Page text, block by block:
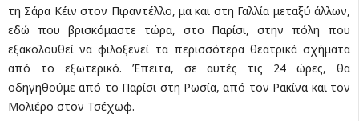
τη Σάρα Κέιν στον Πιραντέλλο, μα και στη Γαλλία μεταξύ άλλων,
εδώ που βρισκόμαστε τώρα, στο Παρίσι, στην πόλη που
εξακολουθεί να φιλοξενεί τα περισσότερα θεατρικά σχήματα
από το εξωτερικό. Έπειτα, σε αυτές τις 24 ώρες, θα
οδηγηθούμε από το Παρίσι στη Ρωσία, από τον Ρακίνα και τον
Μολιέρο στον Τσέχωφ.